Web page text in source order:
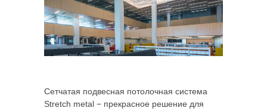
Сетчатая подвесная потолочная система
Stretch metal − прекрасное решение для